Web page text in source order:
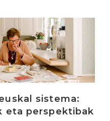
sistema:
eta perspektibak